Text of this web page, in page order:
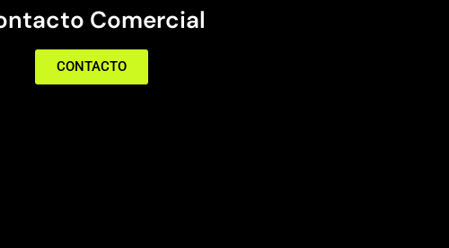
Comercial
CONTACTO